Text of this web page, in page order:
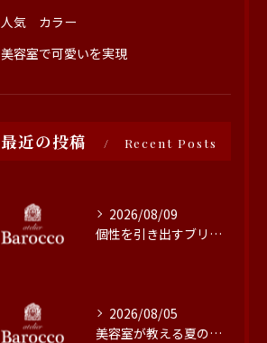
人気 カラー
美容室で可愛いを実現
最近の投稿 Recent Posts
2026/08/09
個性を引き出すブリーチ技術の魅力と施術のこだわり
2026/08/05
美容室が教える夏の髪質改善術